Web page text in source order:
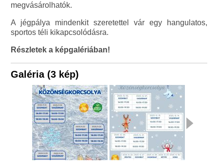
megvásárolhatók.
A jégpálya mindenkit szeretettel vár egy hangulatos,
sportos téli kikapcsolódásra.
Részletek a képgalériában!
Galéria (3 kép)